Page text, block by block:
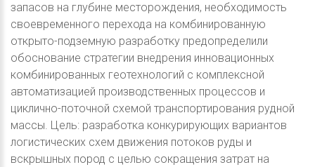
запасов на глубине месторождения, необходимость
своевременного перехода на комбинированную
открыто-подземную разработку предопределили
обоснование стратегии внедрения инновационных
комбинированных геотехнологий с комплексной
автоматизацией производственных процессов и
циклично-поточной схемой транспортирования рудной
массы. Цель: разработка конкурирующих вариантов
логистических схем движения потоков руды и
вскрышных пород с целью сокращения затрат на